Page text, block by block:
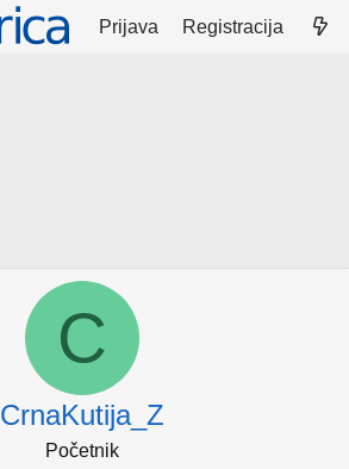
Prijava Registracija
C
CrnaKutija_Z
Početnik